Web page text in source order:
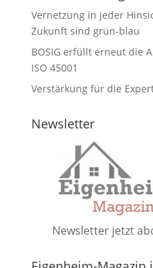
Vernetzung in jeder
Zukunft sind grün-blau
BOSIG erfüllt erneut die
ISO 45001
Verstärkung für die
Newsletter
Newsletter jetzt